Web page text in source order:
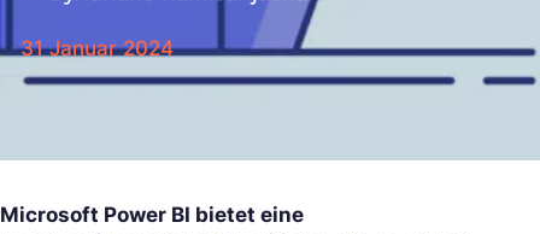
31 Januar 2024
Microsoft Power BI bietet eine